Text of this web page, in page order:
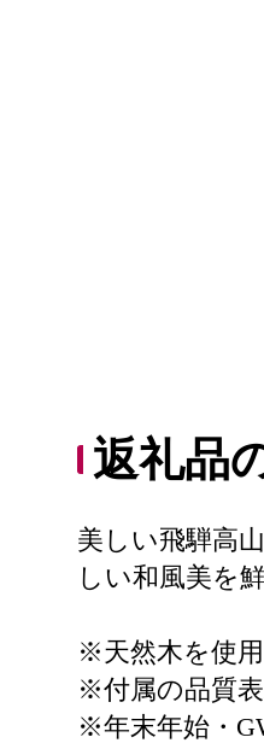
返礼品
美しい飛騨高
しい和風美を
※天然木を使
※付属の品質
※年末年始・